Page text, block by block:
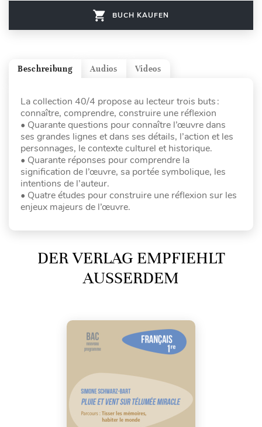
BUCH KAUFEN
Videos
Audios
Beschreibung
La collection 40/4 propose au lecteur trois buts :
connaître, comprendre, construire une réflexion
• Quarante questions pour connaître l’œuvre dans
ses grandes lignes et dans ses détails, l’action et les
personnages, le contexte culturel et historique.
• Quarante réponses pour comprendre la
signification de l’œuvre, sa portée symbolique, les
intentions de l’auteur.
• Quatre études pour construire une réflexion sur les
enjeux majeurs de l’œuvre.
DER VERLAG EMPFIEHLT
AUSSERDEM